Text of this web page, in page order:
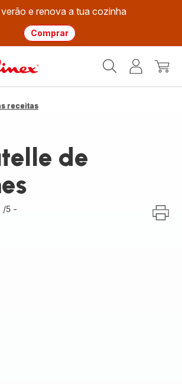
e renova a tua cozinha
Comprar
Moulinex
O
receitas
de
/5 -